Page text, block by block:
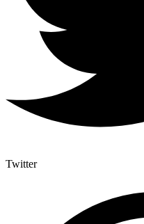
Twitter